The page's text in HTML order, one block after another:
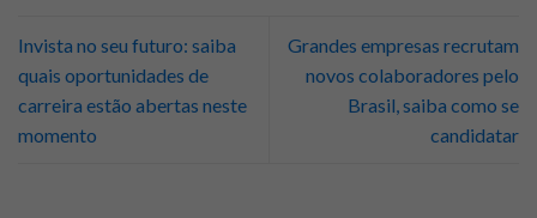
Invista no seu futuro: saiba
quais oportunidades de
carreira estão abertas neste
momento
Grandes empresas recrutam
novos colaboradores pelo
Brasil, saiba como se
candidatar